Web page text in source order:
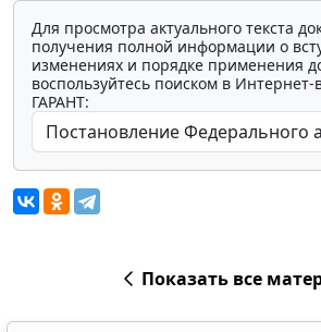
Для просмотра актуального текста
получения полной информации о
изменениях и порядке применения
воспользуйтесь поиском в
ГАРАНТ:
Показать все